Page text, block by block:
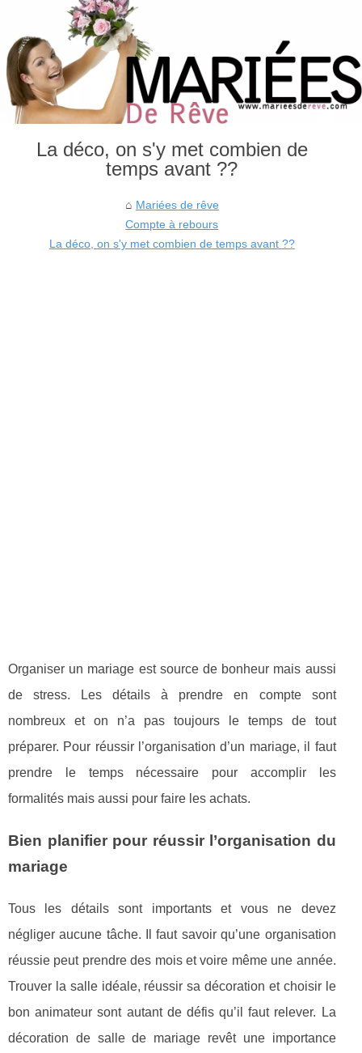
La déco, on s'y met combien de
temps avant ??
Mariées de rêve
Compte à rebours
La déco, on s'y met combien de temps avant ??
Organiser un mariage est source de bonheur mais aussi
de stress. Les détails à prendre en compte sont
nombreux et on n’a pas toujours le temps de tout
préparer. Pour réussir l’organisation d’un mariage, il faut
prendre le temps nécessaire pour accomplir les
formalités mais aussi pour faire les achats.
Bien planifier pour réussir l’organisation du
mariage
Tous les détails sont importants et vous ne devez
négliger aucune tâche. Il faut savoir qu’une organisation
réussie peut prendre des mois et voire même une année.
Trouver la salle idéale, réussir sa décoration et choisir le
bon animateur sont autant de défis qu’il faut relever. La
décoration de salle de mariage revêt une importance